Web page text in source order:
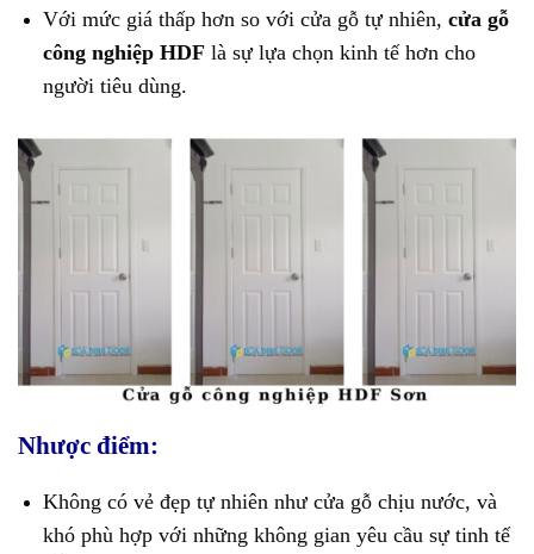
Với mức giá thấp hơn so với cửa gỗ tự nhiên, cửa gỗ
công nghiệp HDFlà sự lựa chọn kinh tế hơn cho
người tiêu dùng.
Nhược điểm:
Không có vẻ đẹp tự nhiên như cửa gỗ chịu nước, và
khó phù hợp với những không gian yêu cầu sự tinh tế